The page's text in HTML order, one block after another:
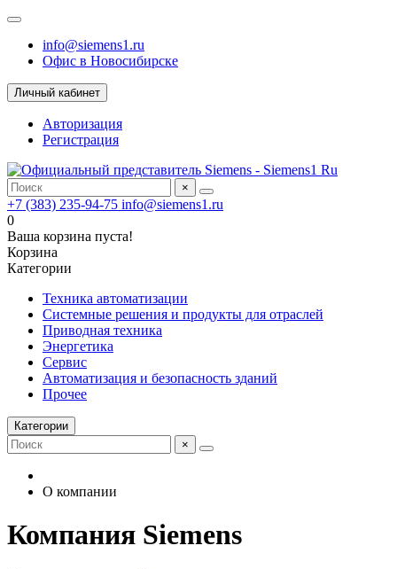
info@siemens1.ru
Офис в Новосибирске
Личный кабинет
Авторизация
Регистрация
×
+7 (383) 235-94-75 info@siemens1.ru
0
Ваша корзина пуста!
Корзина
Категории
Техника автоматизации
Системные решения и продукты для отраслей
Приводная техника
Энергетика
Сервис
Автоматизация и безопасность зданий
Прочее
Категории
×
О компании
Компания Siemens